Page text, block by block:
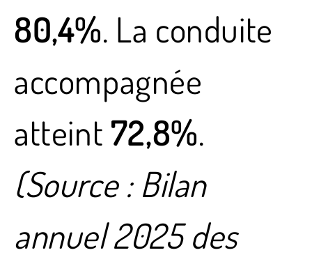
80,4%. La conduite
accompagnée
atteint 72,8%.
(Source : Bilan
annuel 2025 des